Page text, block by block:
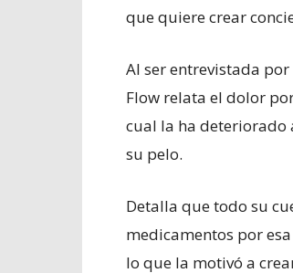
que quiere crear
Al ser entrevistada
Flow relata el dolor
cual la ha deteriorado
su pelo.
Detalla que todo su
medicamentos por
lo que la motivó a